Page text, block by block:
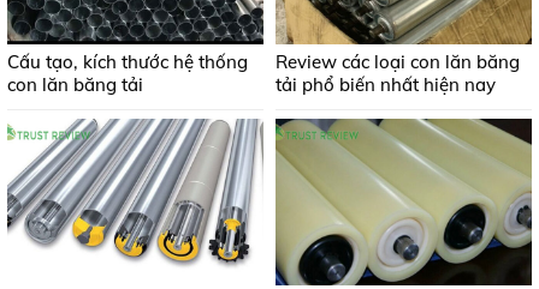
Cấu tạo, kích thước hệ thống
con lăn băng tải
Review các loại con lăn băng
tải phổ biến nhất hiện nay